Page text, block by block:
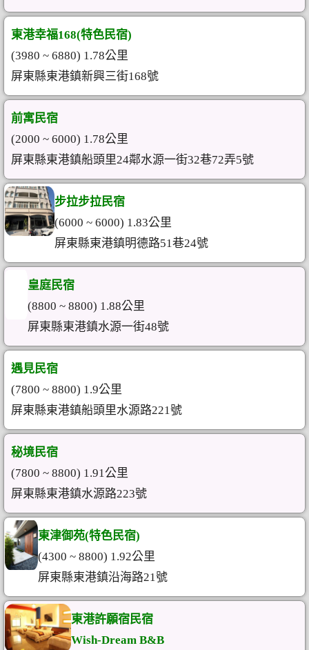
東港幸福168(特色民宿)
(3980 ~ 6880) 1.78公里
屏東縣東港鎮新興三街168號
前寓民宿
(2000 ~ 6000) 1.78公里
屏東縣東港鎮船頭里24鄰水源一街32巷72弄5號
步拉步拉民宿
(6000 ~ 6000) 1.83公里
屏東縣東港鎮明德路51巷24號
皇庭民宿
(8800 ~ 8800) 1.88公里
屏東縣東港鎮水源一街48號
遇見民宿
(7800 ~ 8800) 1.9公里
屏東縣東港鎮船頭里水源路221號
秘境民宿
(7800 ~ 8800) 1.91公里
屏東縣東港鎮水源路223號
東津御苑(特色民宿)
(4300 ~ 8800) 1.92公里
屏東縣東港鎮沿海路21號
東港許願宿民宿
Wish-Dream B&B